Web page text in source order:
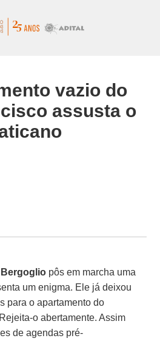
vazio do
assusta o
Bergoglio pôs em marcha uma
um enigma. Ele já deixou
para o apartamento do
o abertamente. Assim
de agendas pré-